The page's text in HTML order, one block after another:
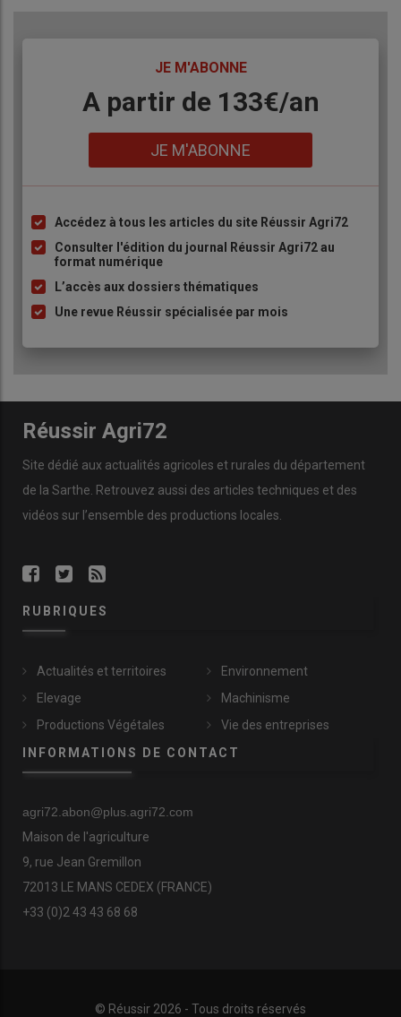
JE M'ABONNE
BodyA partir de 133€/an
JE M'ABONNE
Liste
à
puce
Accédez à tous les articles du site Réussir Agri72
Consulter l'édition du journal Réussir Agri72 au
format numérique
L’accès aux dossiers thématiques
Une revue Réussir spécialisée par mois
Réussir Agri72
Site dédié aux actualités agricoles et rurales du département
de la Sarthe. Retrouvez aussi des articles techniques et des
vidéos sur l’ensemble des productions locales.
RUBRIQUES
Actualités et territoires
Elevage
Productions Végétales
Environnement
Machinisme
Vie des entreprises
INFORMATIONS DE CONTACT
agri72.abon@plus.agri72.com
Maison de l'agriculture
9, rue Jean Gremillon
72013 LE MANS CEDEX (FRANCE)
+33 (0)2 43 43 68 68
© Réussir 2026 - Tous droits réservés